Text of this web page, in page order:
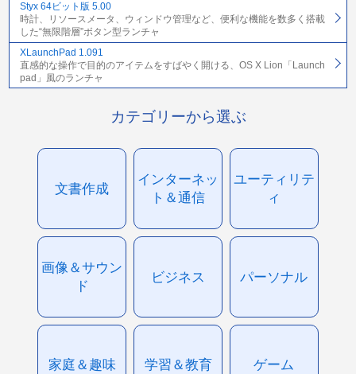
Styx 64ビット版 5.00
時計、リソースメータ、ウィンドウ管理など、便利な機能を数多く搭載
した“無限階層”ボタン型ランチャ
XLaunchPad 1.091
直感的な操作で目的のアイテムをすばやく開ける、OS X Lion「Launch
pad」風のランチャ
カテゴリーから選ぶ
文書作成
インターネッ
ト＆通信
ユーティリテ
ィ
画像＆サウン
ド
ビジネス パーソナル
家庭＆趣味 学習＆教育 ゲーム